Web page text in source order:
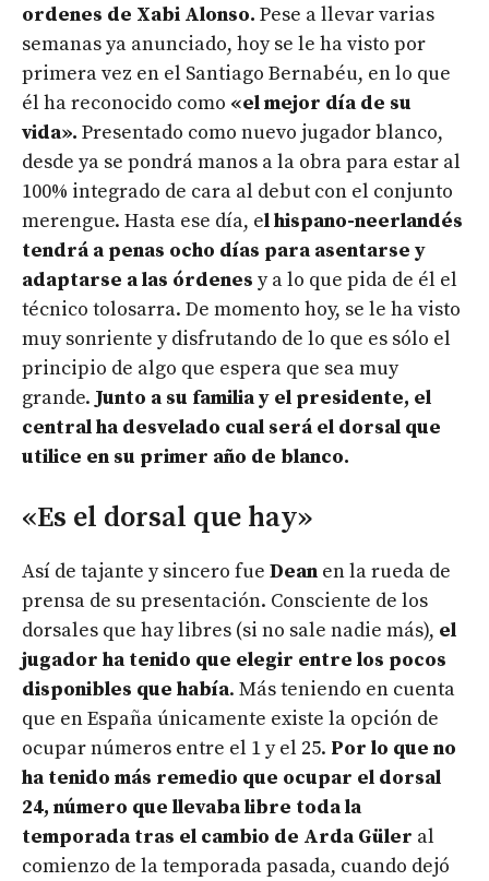
ordenes de Xabi Alonso. Pese a llevar varias
semanas ya anunciado, hoy se le ha visto por
primera vez en el Santiago Bernabéu, en lo que
él ha reconocido como «el mejor día de su
vida». Presentado como nuevo jugador blanco,
desde ya se pondrá manos a la obra para estar al
100% integrado de cara al debut con el conjunto
merengue. Hasta ese día, el hispano-neerlandés
tendrá a penas ocho días para asentarse y
adaptarse a las órdenes y a lo que pida de él el
técnico tolosarra. De momento hoy, se le ha visto
muy sonriente y disfrutando de lo que es sólo el
principio de algo que espera que sea muy
grande. Junto a su familia y el presidente, el
central ha desvelado cual será el dorsal que
utilice en su primer año de blanco.
«Es el dorsal que hay»
Así de tajante y sincero fue Dean en la rueda de
prensa de su presentación. Consciente de los
dorsales que hay libres (si no sale nadie más), el
jugador ha tenido que elegir entre los pocos
disponibles que había. Más teniendo en cuenta
que en España únicamente existe la opción de
ocupar números entre el 1 y el 25. Por lo que no
ha tenido más remedio que ocupar el dorsal
24, número que llevaba libre toda la
temporada tras el cambio de Arda Güler al
comienzo de la temporada pasada, cuando dejó